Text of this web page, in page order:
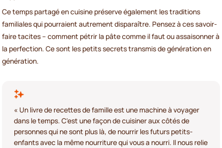
Ce temps partagé en cuisine préserve également les traditions
familiales qui pourraient autrement disparaître. Pensez à ces savoir-
faire tacites – comment pétrir la pâte comme il faut ou assaisonner à
la perfection. Ce sont les petits secrets transmis de génération en
génération.
« Un livre de recettes de famille est une machine à voyager
dans le temps. C'est une façon de cuisiner aux côtés de
personnes qui ne sont plus là, de nourrir les futurs petits-
enfants avec la même nourriture qui vous a nourri. Il nous relie